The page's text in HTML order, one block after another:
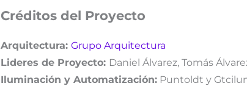
Créditos del Proyecto
Arquitectura: Grupo Arquitectura
Lideres de Proyecto: Daniel Álvarez, Tomás
Iluminación y Automatización:Puntoldt y